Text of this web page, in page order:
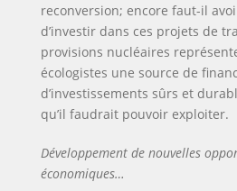
reconversion; encore faut-il
d’investir dans ces projets de
provisions nucléaires
écologistes une source de
d’investissements sûrs et
qu’il faudrait pouvoir exploiter.
Développement de nouvelles
économiques…